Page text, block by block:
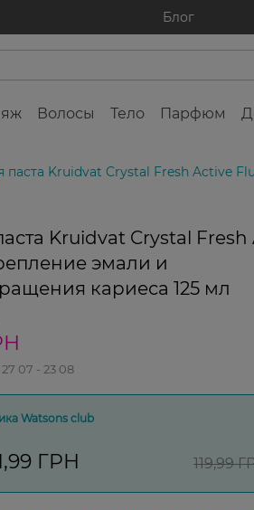
Блог
Волосы Тело Парфюм
паста Kruidvat Crystal Fresh Active
Kruidvat Crystal Fresh
эмали и
кариеса 125 мл
27 07 - 23 08
Watsons club
ГРН 119,99